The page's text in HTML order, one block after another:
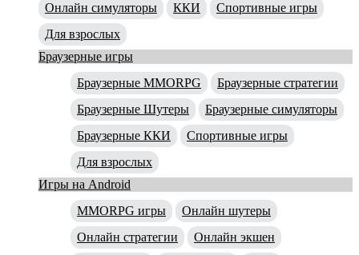
Онлайн симуляторы
ККИ
Спортивные игры
Для взрослых
Браузерные игры
Браузерные MMORPG
Браузерные стратегии
Браузерные Шутеры
Браузерные симуляторы
Браузерные ККИ
Спортивные игры
Для взрослых
Игры на Android
MMORPG игры
Онлайн шутеры
Онлайн стратегии
Онлайн экшен